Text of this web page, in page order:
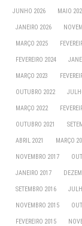
JUNHO 2026 MAIO
JANEIRO 2026
MARÇO 2025
FEVEREIRO 2024
MARÇO 2023
OUTUBRO 2022
MARÇO 2022
OUTUBRO 2021
ABRIL 2021 MARÇO
NOVEMBRO 2017
JANEIRO 2017
SETEMBRO 2016
NOVEMBRO 2015
FEVEREIRO 2015